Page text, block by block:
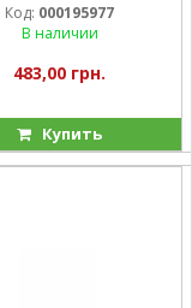
Код: 000195977
В наличии
483,00 грн.
Купить